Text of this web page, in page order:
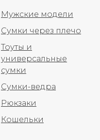
Мужские модели
Сумки через плечо
Тоуты и
универсальные
сумки
Сумки-ведра
Рюкзаки
Кошельки